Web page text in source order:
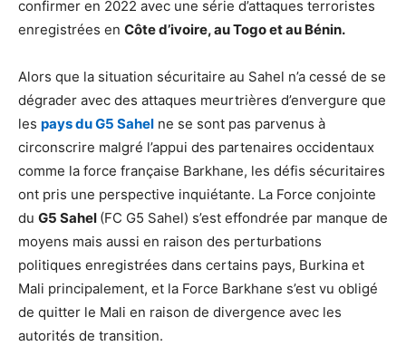
confirmer en 2022 avec une série d’attaques terroristes
enregistrées en Côte d’ivoire, au Togo et au Bénin.
Alors que la situation sécuritaire au Sahel n’a cessé de se
dégrader avec des attaques meurtrières d’envergure que
les pays du G5 Sahel ne se sont pas parvenus à
circonscrire malgré l’appui des partenaires occidentaux
comme la force française Barkhane, les défis sécuritaires
ont pris une perspective inquiétante. La Force conjointe
du G5 Sahel (FC G5 Sahel) s’est effondrée par manque de
moyens mais aussi en raison des perturbations
politiques enregistrées dans certains pays, Burkina et
Mali principalement, et la Force Barkhane s’est vu obligé
de quitter le Mali en raison de divergence avec les
autorités de transition.